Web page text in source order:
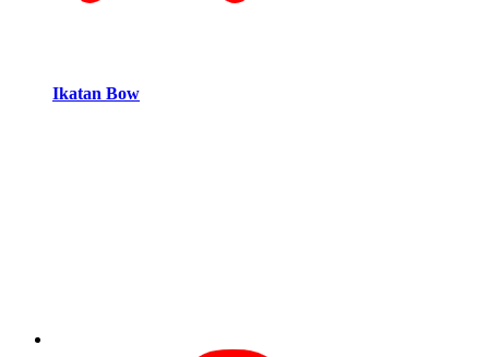
Ikatan Bow